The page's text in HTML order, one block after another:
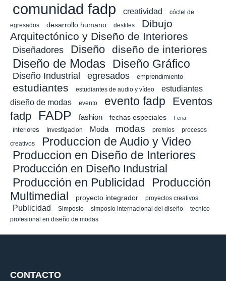
comunidad fadp creatividad
cóctel de
egresados
desarrollo humano desfiles
Dibujo
Arquitectónico y Diseño de Interiores
Diseñadores Diseño diseño de interiores
Diseño de Modas Diseño Gráfico
Diseño Industrial egresados emprendimiento
estudiantes estudiantes de audio y vídeo
estudiantes
diseño de modas
evento evento fadp
Eventos
fadp
FADP fashion fechas especiales Feria
interiores Investigacion Moda modas premios procesos
creativos Produccion de Audio y Video
Produccion en Diseño de Interiores
Producción en Diseño Industrial
Producción en Publicidad
Producción
Multimedial
proyecto integrador proyectos creativos
Publicidad Simposio simposio internacional del diseño
tecnico
profesional en diseño de modas
CONTACTO